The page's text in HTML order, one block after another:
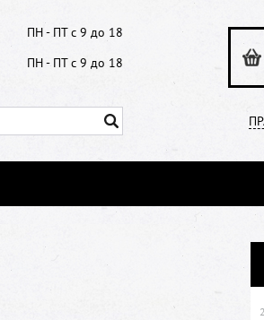
ПН - ПТ с 9 до 18
ПН - ПТ с 9 до 18